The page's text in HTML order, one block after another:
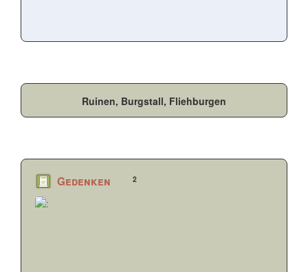
Ruinen, Burgstall, Fliehburgen
Gedenken 2